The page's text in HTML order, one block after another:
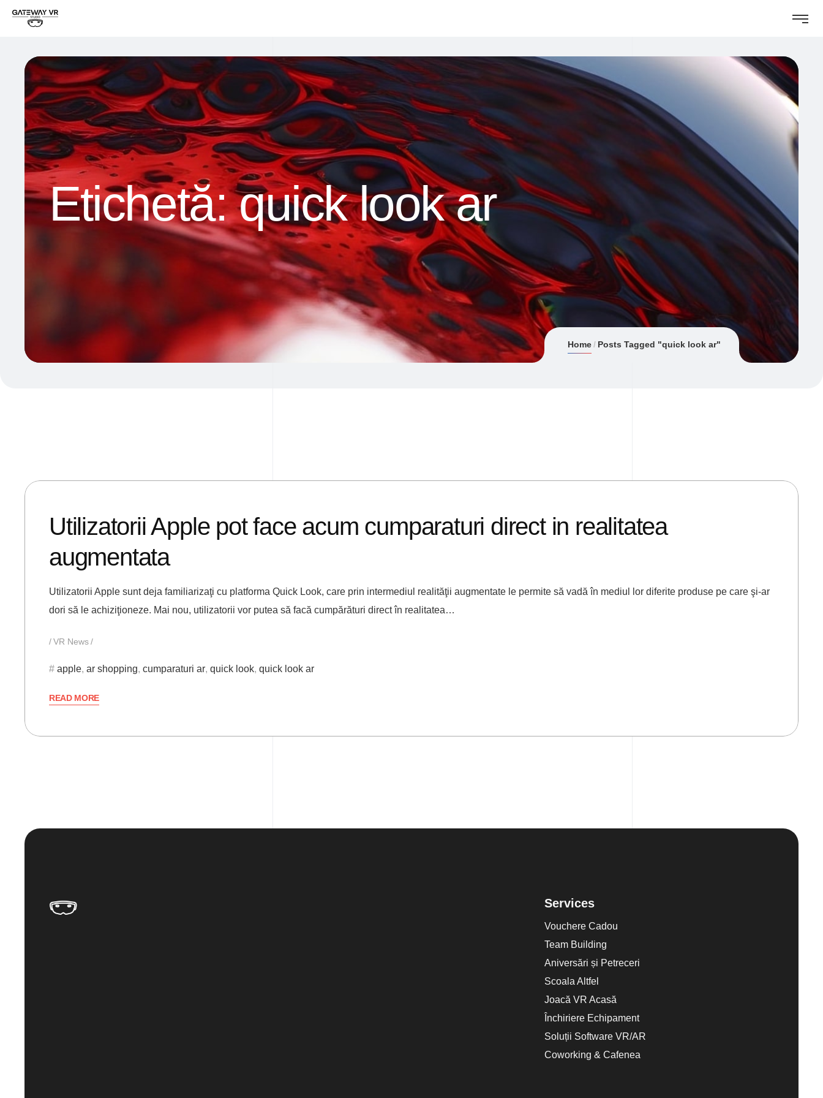
Etichetă:quick look ar
Home Posts Tagged "quick look ar"
Utilizatorii Apple pot face acum cumparaturi direct in realitatea
augmentata
Utilizatorii Apple sunt deja familiarizaţi cu platforma Quick Look, care prin intermediul realităţii augmentate le permite să vadă în mediul lor diferite produse pe care şi-ar
dori să le achiziţioneze. Mai nou, utilizatorii vor putea să facă cumpărături direct în realitatea…
VR News
apple, ar shopping, cumparaturi ar, quick look, quick look ar
READ MORE
Services
Vouchere Cadou
Team Building
Aniversări și Petreceri
Scoala Altfel
Joacă VR Acasă
Închiriere Echipament
Soluții Software VR/AR
Coworking & Cafenea